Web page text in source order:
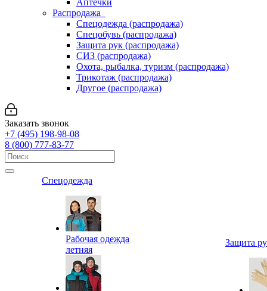
Аптечки
Распродажа
Спецодежда (распродажа)
Спецобувь (распродажа)
Защита рук (распродажа)
СИЗ (распродажа)
Охота, рыбалка, туризм (распродажа)
Трикотаж (распродажа)
Другое (распродажа)
Заказать звонок
+7 (495) 198-98-08
8 (800) 777-83-77
Спецодежда
Рабочая одежда
летняя
Защита